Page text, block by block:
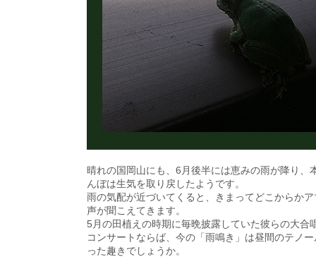
晴れの国岡山にも、6月後半には恵みの雨が降り、
んぼは生気を取り戻したようです。
雨の気配が近づいてくると、きまってどこからか
声が聞こえてきます。
5月の田植えの時期に毎晩披露していた彼らの大合
コンサートならば、今の「雨鳴き」は昼間のテノ
った趣きでしょうか。